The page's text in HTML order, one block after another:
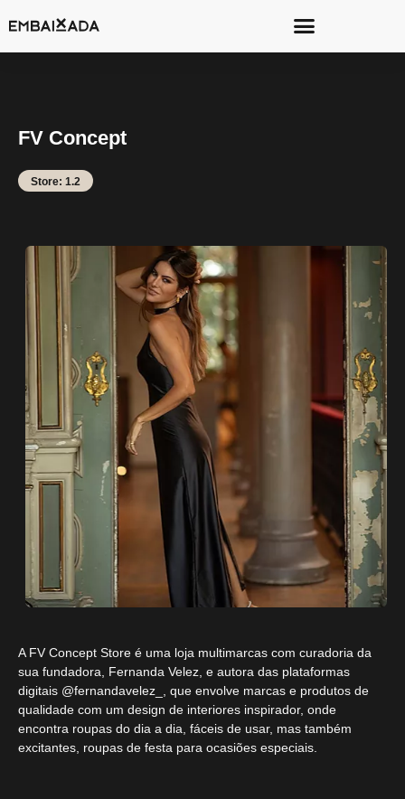
FV Concept
Store: 1.2
A FV Concept Store é uma loja multimarcas com curadoria da
sua fundadora, Fernanda Velez, e autora das plataformas
digitais @fernandavelez_, que envolve marcas e produtos de
qualidade com um design de interiores inspirador, onde
encontra roupas do dia a dia, fáceis de usar, mas também
excitantes, roupas de festa para ocasiões especiais.